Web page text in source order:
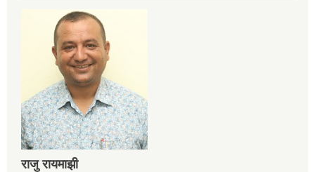
राजु रायमाझी